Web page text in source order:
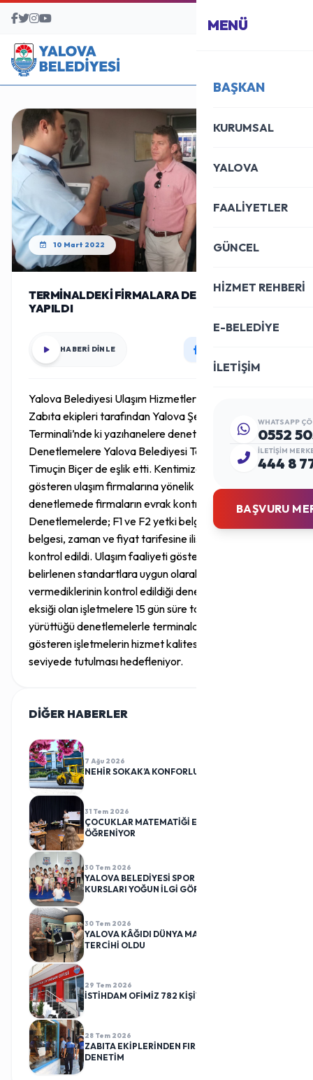
BAŞVURU MERKEZİ
MENÜ
BAŞKAN
KURUMSAL
YALOVA
FAALİYETLER
GÜNCEL
HİZMET REHBERİ
E-BELEDİYE
İLETİŞİM
WHATSAPP
0552
İLETIŞIM
444 8
BAŞVURU
10 Mart 2022
TERMİNALDEKİ FİRMALARA DENETLEME
YAPILDI
HABERİ DİNLE
Yalova Belediyesi Ulaşım Hizmetleri Müdürlüğü Trafik
Zabıta ekipleri tarafından Yalova Şehirler Arası
Terminali’nde ki yazıhanelere denetleme yapıldı.
Denetlemelere Yalova Belediyesi Terminal Müdürü
Timuçin Biçer de eşlik etti. Kentimizde faaliyet
gösteren ulaşım firmalarına yönelik yapılan
denetlemede firmaların evrak kontrolü yapıldı.
Denetlemelerde; F1 ve F2 yetki belgesi, acente firma
belgesi, zaman ve fiyat tarifesine ilişkin belgeler
kontrol edildi. Ulaşım faaliyeti gösteren firmaların
belirlenen standartlara uygun olarak hizmet verip
vermediklerinin kontrol edildiği denetimlerde evrak
eksiği olan işletmelere 15 gün süre tanındı. Ekiplerin
yürüttüğü denetlemelerle terminalde faaliyet
gösteren işletmelerin hizmet kalitesinin en üst
seviyede tutulması hedefleniyor.
DİĞER HABERLER
7 Ağu 2026
NEHİR SOKAK’A KONFORLU DOKUNUŞ
31 Tem 2026
ÇOCUKLAR MATEMATİĞİ EĞLENEREK
ÖĞRENİYOR
30 Tem 2026
YALOVA BELEDİYESİ SPOR KULÜBÜ CİMNASTİK
KURSLARI YOĞUN İLGİ GÖRÜYOR
30 Tem 2026
YALOVA KÂĞIDI DÜNYA MARKALARININ
TERCİHİ OLDU
29 Tem 2026
İSTİHDAM OFİMİZ 782 KİŞİYİ İŞ SAHİBİ YAPTI
28 Tem 2026
ZABITA EKİPLERİNDEN FIRINLARA RUTİN
DENETİM